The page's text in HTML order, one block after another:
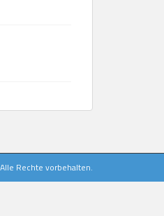
Rechte vorbehalten.